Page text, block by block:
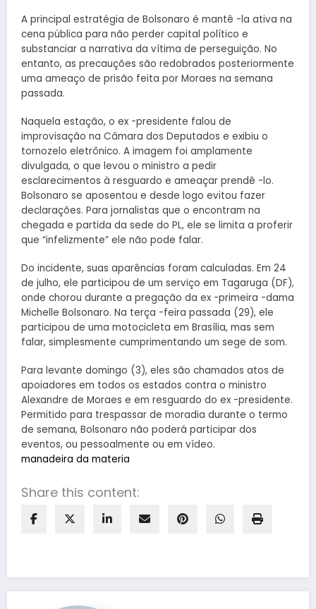
A principal estratégia de Bolsonaro é mantê -la ativa na
cena pública para não perder capital político e
substanciar a narrativa da vítima de perseguição. No
entanto, as precauções são redobrados posteriormente
uma ameaço de prisão feita por Moraes na semana
passada.
Naquela estação, o ex -presidente falou de
improvisação na Câmara dos Deputados e exibiu o
tornozelo eletrônico. A imagem foi amplamente
divulgada, o que levou o ministro a pedir
esclarecimentos à resguardo e ameaçar prendê -lo.
Bolsonaro se aposentou e desde logo evitou fazer
declarações. Para jornalistas que o encontram na
chegada e partida da sede do PL, ele se limita a proferir
que “infelizmente” ele não pode falar.
Do incidente, suas aparências foram calculadas. Em 24
de julho, ele participou de um serviço em Tagaruga (DF),
onde chorou durante a pregação da ex -primeira -dama
Michelle Bolsonaro. Na terça -feira passada (29), ele
participou de uma motocicleta em Brasília, mas sem
falar, simplesmente cumprimentando um sege de som.
Para levante domingo (3), eles são chamados atos de
apoiadores em todos os estados contra o ministro
Alexandre de Moraes e em resguardo do ex -presidente.
Permitido para trespassar de moradia durante o termo
de semana, Bolsonaro não poderá participar dos
eventos, ou pessoalmente ou em vídeo.
manadeira da materia
Share this content: